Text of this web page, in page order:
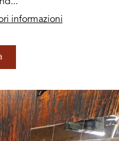
informazioni